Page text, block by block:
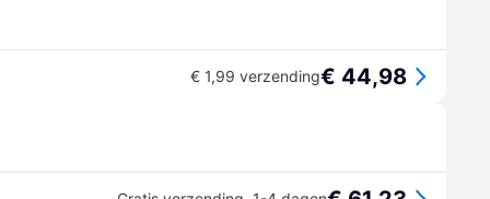
€ 1,99 verzending€ 44,98